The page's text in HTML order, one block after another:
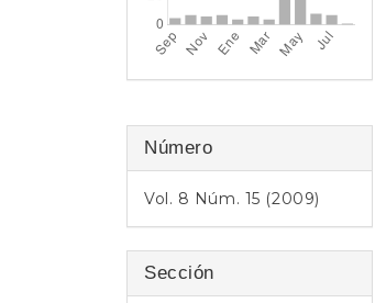
Número
Vol. 8 Núm. 15 (2009)
Sección